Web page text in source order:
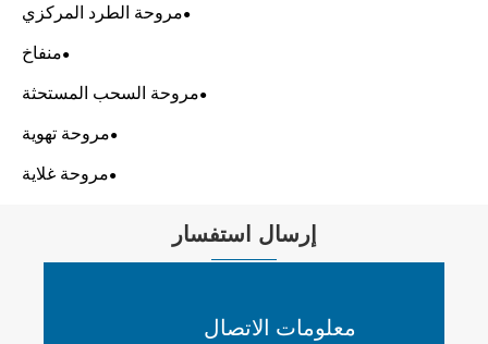
مروحة الطرد المركزي
منفاخ
مروحة السحب المستحثة
مروحة تهوية
مروحة غلاية
إرسال استفسار
معلومات الاتصال